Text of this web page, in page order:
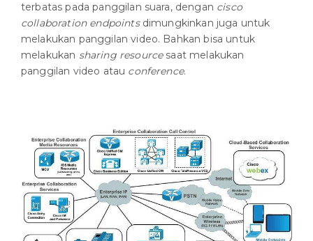
terbatas pada panggilan suara, dengan cisco
collaboration endpointsdimungkinkan juga untuk
melakukan panggilan video. Bahkan bisa untuk
melakukan sharing resourcesaat melakukan
panggilan video atau conference.